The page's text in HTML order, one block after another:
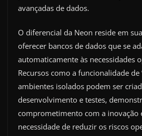
avançadas de dados.
O diferencial da Neon reside em
oferecer bancos de dados que se
automaticamente às necessidades
Recursos como a funcionalidade de
ambientes isolados podem ser
desenvolvimento e testes,
comprometimento com a inovação
necessidade de reduzir os riscos